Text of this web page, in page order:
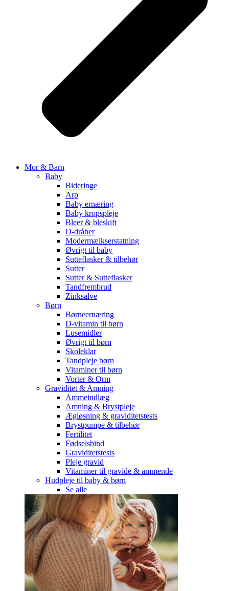
Mor & Barn
Baby
Bideringe
Arp
Baby ernæring
Baby kropspleje
Bleer & bleskift
D-dråber
Modermælkserstatning
Øvrigt til baby
Sutteflasker & tilbehør
Sutter
Sutter & Sutteflasker
Tandfrembrud
Zinksalve
Børn
Børneernæring
D-vitamin til børn
Lusemidler
Øvrigt til børn
Skoleklar
Tandpleje børn
Vitaminer til børn
Vorter & Orm
Graviditet & Amning
Ammeindlæg
Amning & Brystpleje
Ægløsning & graviditetstests
Brystpumpe & tilbehør
Fertilitet
Fødselsbind
Graviditetstests
Pleje gravid
Vitaminer til gravide & ammende
Hudpleje til baby & børn
Se alle